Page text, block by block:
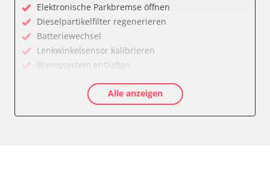
Lenkradelektronik
Lenkradwinkel-Sensor
Leuchtweitenregulierung (LWR)
Medienplayer 3
Motorsteuerung (EMS)
Multifunktionslenkrad
Navigationssystem
Radio
Elektronische Parkbremse öffnen
Dieselpartikelfilter regenerieren
Batteriewechsel
Lenkwinkelsensor kalibrieren
Bremssystem entlüften
AGR Ventil anlernen
Luftmassenmesser anlernen
Alle anzeigen